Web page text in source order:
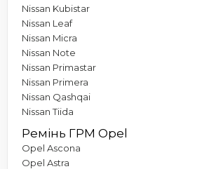
Nissan Kubistar
Nissan Leaf
Nissan Micra
Nissan Note
Nissan Primastar
Nissan Primera
Nissan Qashqai
Nissan Tiida
Ремінь ГРМ Opel
Opel Ascona
Opel Astra